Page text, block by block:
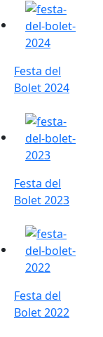
Festa del Bolet
Festa del
Bolet 2024
Festa del Bolet
Festa del
Bolet 2023
Festa del Bolet
Festa del
Bolet 2022